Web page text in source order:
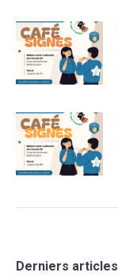
Derniers articles